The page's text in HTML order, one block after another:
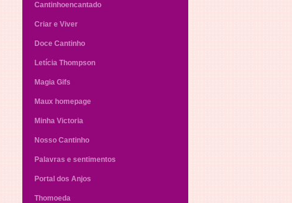
Cantinhoencantado
Criar e Viver
Doce Cantinho
Letícia Thompson
Magia Gifs
Maux homepage
Minha Victoria
Nosso Cantinho
Palavras e sentimentos
Portal dos Anjos
Thomoeda